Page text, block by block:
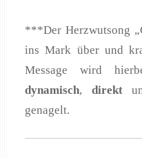
***Der Herzwutsong
ins Mark über und
Message wird
dynamisch, direkt
genagelt.